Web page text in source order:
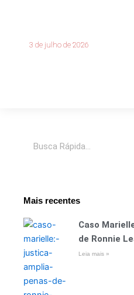
3 de julho de 2026
Mais recentes
Caso
de Ronnie
Leia mais »